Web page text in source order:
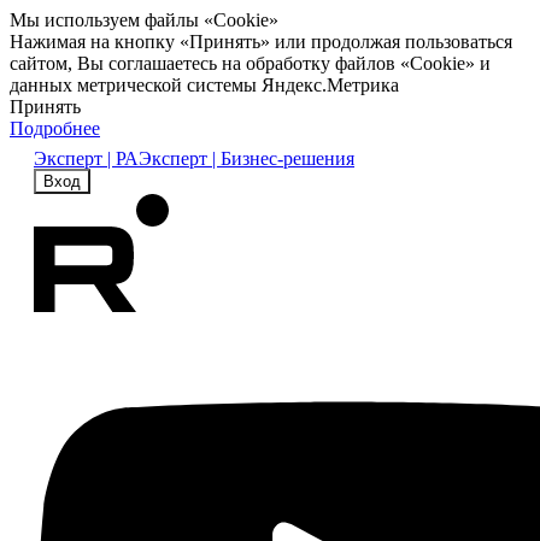
Мы используем файлы «Cookie»
Нажимая на кнопку «Принять» или продолжая пользоваться
сайтом, Вы соглашаетесь на обработку файлов «Cookie» и
данных метрической системы Яндекс.Метрика
Принять
Подробнее
Эксперт | РАЭксперт | Бизнес-решения
Вход